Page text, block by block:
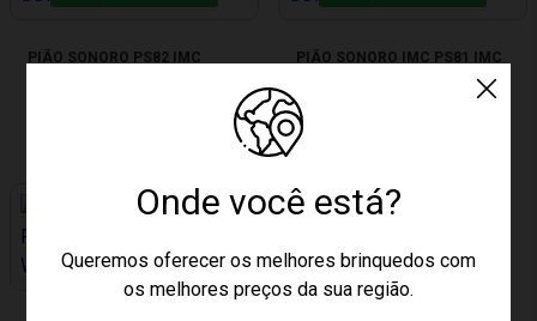
Onde você está?
Queremos oferecer os melhores brinquedos com
os melhores preços da sua região.
PIÃO SONORO PS82 IMC PIÃO SONORO IMC PS81 IMC
Produto Esgotado
PREÇO EXCLUSIVO